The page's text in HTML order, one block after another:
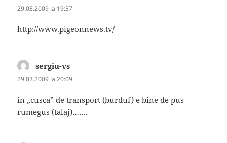
29.03.2009 la 19:57
http://www.pigeonnews.tv/
sergiu-vs
29.03.2009 la 20:09
in „cusca” de transport (burduf) e bine de pus
rumegus (talaj)…….